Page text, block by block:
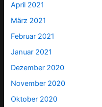
April 2021
März 2021
Februar 2021
Januar 2021
Dezember 2020
November 2020
Oktober 2020